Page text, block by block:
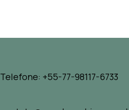
Telefone: +55-77-98117-6733